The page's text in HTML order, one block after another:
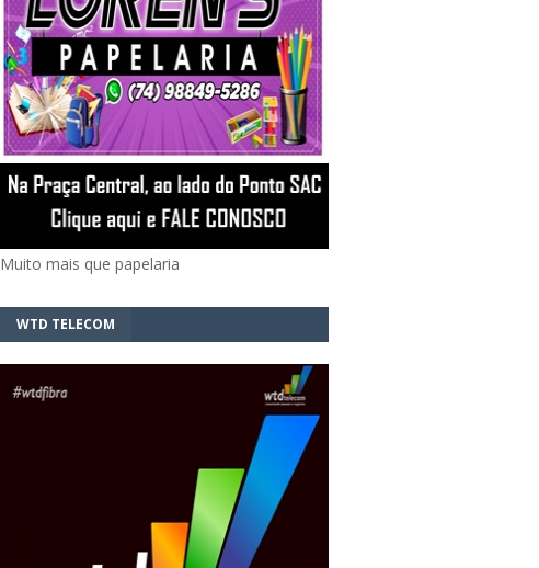
Muito mais que papelaria
WTD TELECOM